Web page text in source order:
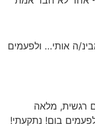
ה אותי… ולפעמים
רגשית, מלאה
בום! נתקעתי!